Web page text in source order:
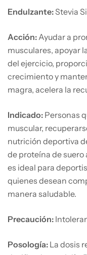
Endulzante:Stevia
Acción:Ayudar a
musculares, apoyar
del ejercicio,
crecimiento y
magra, acelera la
Indicado: Personas
muscular,
nutrición deportiva
de proteína de suero
es ideal para
quienes desean
manera saludable.
Precaución:
Posología: La dosis